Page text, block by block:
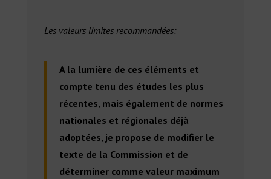
Les valeurs limites recommandées:
A la lumière de ces éléments et
compte tenu des études les plus
récentes, mais également de normes
nationales et régionales déjà
adoptées, je propose de modifier le
texte de la Commission et de
déterminer comme valeur maximum